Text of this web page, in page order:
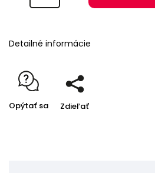
Detailné informácie
Opýtať sa Zdieľať